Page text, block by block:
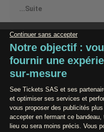
Takase.
de cette composition,
introspective pour piano
fait connaître.
...Suite
Paiement
Conditions